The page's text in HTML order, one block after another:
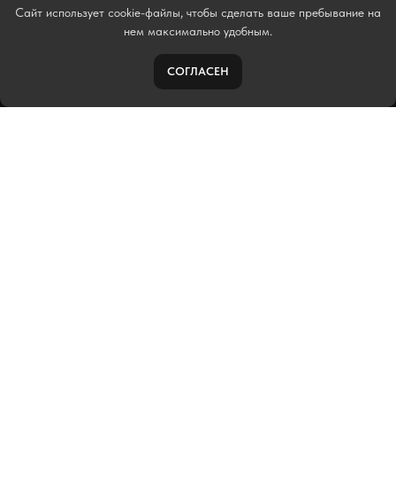
Сайт использует cookie-файлы, чтобы сделать ваше пребывание на
нем максимально удобным.
СОГЛАСЕН